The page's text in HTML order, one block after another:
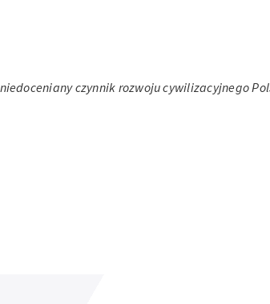
czynnik rozwoju cywilizacyjnego